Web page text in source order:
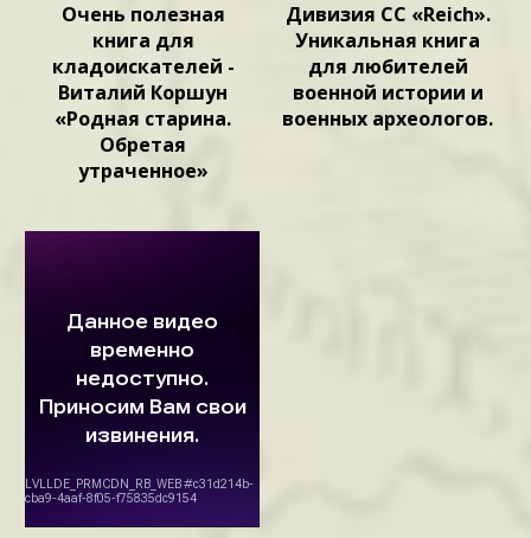
Очень полезная
книга для
кладоискателей -
Виталий Коршун
«Родная старина.
Обретая
утраченное»
Дивизия СС «Reich».
Уникальная книга
для любителей
военной истории и
военных археологов.